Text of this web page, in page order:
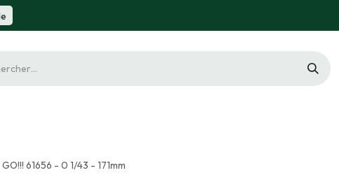
61656 - 0 1/43 - 171mm